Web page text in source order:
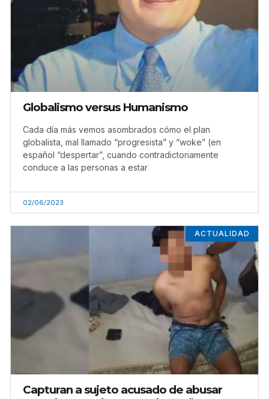
Globalismo versus Humanismo
Cada día más vemos asombrados cómo el plan
globalista, mal llamado “progresista” y “woke” (en
español “despertar”, cuando contradictoriamente
conduce a las personas a estar
02/06/2023
ACTUALIDAD
Capturan a sujeto acusado de abusar